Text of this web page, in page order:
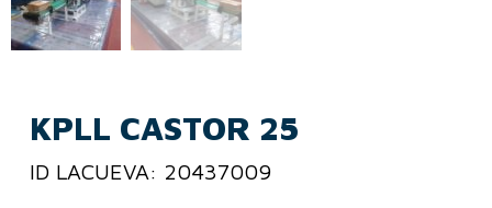
KPLL CASTOR 25
ID LACUEVA: 20437009